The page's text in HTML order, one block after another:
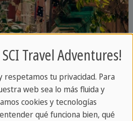
Travel Adventures!
respetamos tu privacidad. Para
web sea lo más fluida y
cookies y tecnologías
qué funciona bien, qué